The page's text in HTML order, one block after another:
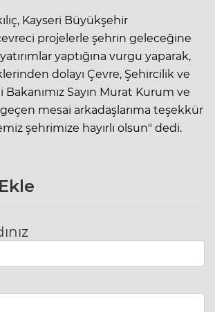
Kayseri Büyükşehir
projelerle şehrin geleceğine
yaptığına vurgu yaparak,
dolayı Çevre, Şehircilik ve
Sayın Murat Kurum ve
mesai arkadaşlarıma teşekkür
şehrimize hayırlı olsun" dedi.